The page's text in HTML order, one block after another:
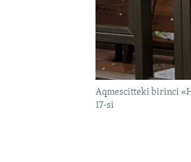
Aqmescitteki birinci
17-si